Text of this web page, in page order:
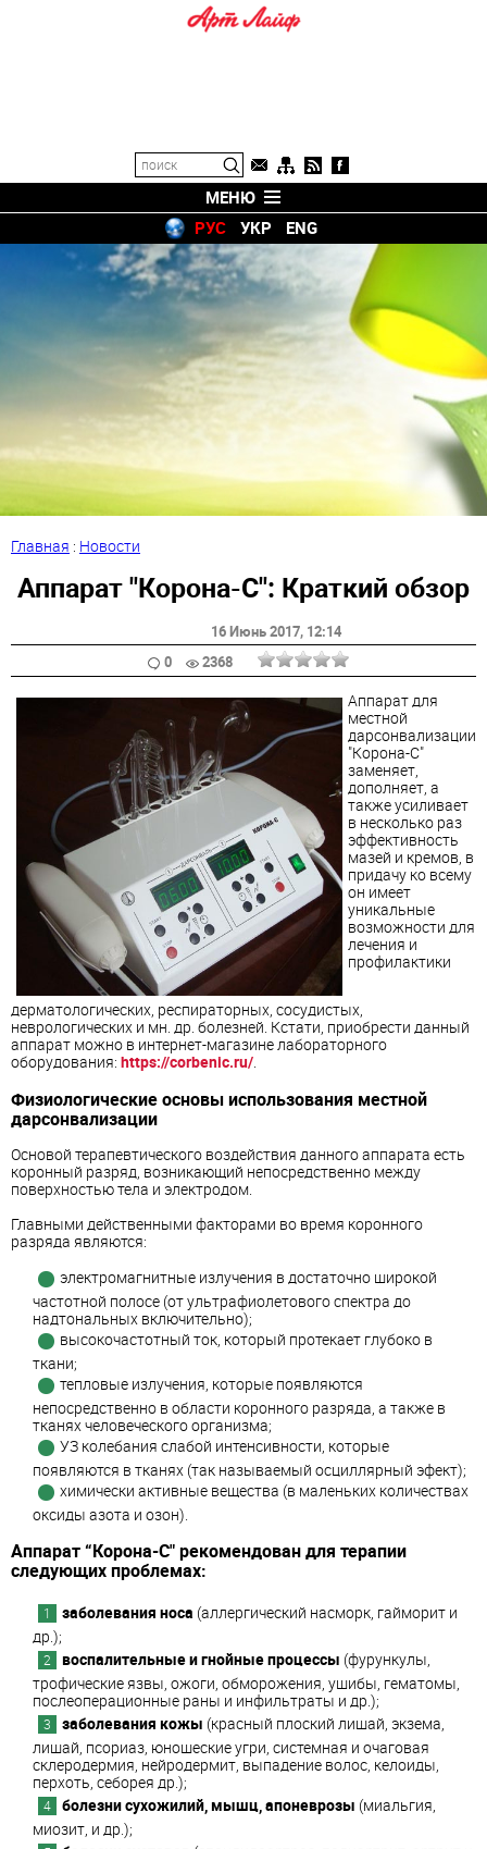
МЕНЮ
РУС
УКР ENG
Главная : Новости
Аппарат "Корона-С": Краткий обзор
16 Июнь 2017, 12:14
0
2368
Аппарат для
местной
дарсонвализации
"Корона-С"
заменяет,
дополняет, а
также усиливает
в несколько раз
эффективность
мазей и кремов, в
придачу ко всему
он имеет
уникальные
возможности для
лечения и
профилактики
дерматологических, респираторных, сосудистых,
неврологических и мн. др. болезней. Кстати, приобрести данный
аппарат можно в интернет-магазине лабораторного
оборудования: https://corbenic.ru/.
Физиологические основы использования местной
дарсонвализации
Основой терапевтического воздействия данного аппарата есть
коронный разряд, возникающий непосредственно между
поверхностью тела и электродом.
Главными действенными факторами во время коронного
разряда являются:
электромагнитные излучения в достаточно широкой
частотной полосе (от ультрафиолетового спектра до
надтональных включительно);
высокочастотный ток, который протекает глубоко в
ткани;
тепловые излучения, которые появляются
непосредственно в области коронного разряда, а также в
тканях человеческого организма;
УЗ колебания слабой интенсивности, которые
появляются в тканях (так называемый осциллярный эфект);
химически активные вещества (в маленьких количествах
оксиды азота и озон).
Аппарат “Корона-С" рекомендован для терапии
следующих проблемах:
заболевания носа (аллергический насморк, гайморит и
др.);
воспалительные и гнойные процессы (фурункулы,
трофические язвы, ожоги, обморожения, ушибы, гематомы,
послеоперационные раны и инфильтраты и др.);
заболевания кожы (красный плоский лишай, экзема,
лишай, псориаз, юношеские угри, системная и очаговая
склеродермия, нейродермит, выпадение волос, келоиды,
перхоть, себорея др.);
болезни сухожилий, мышц, апоневрозы (миальгия,
миозит, и др.);